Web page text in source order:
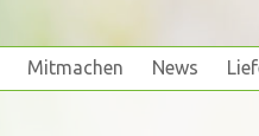
Mitmachen
News